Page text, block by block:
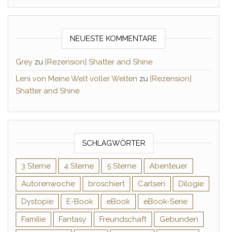
NEUESTE KOMMENTARE
Grey zu [Rezension] Shatter and Shine
Leni von Meine Welt voller Welten zu [Rezension]
Shatter and Shine
SCHLAGWÖRTER
3 Sterne 4 Sterne 5 Sterne
Abenteuer
Autorenwoche
broschiert Carlsen
Dilogie
Dystopie
E-Book eBook
eBook-Serie
Familie
Fantasy Freundschaft
Gebunden